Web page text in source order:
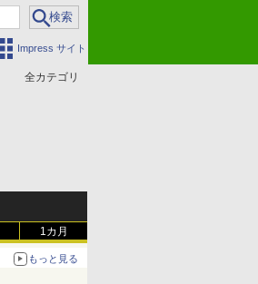
Impress サイト
全カテゴリ
1カ月
もっと見る